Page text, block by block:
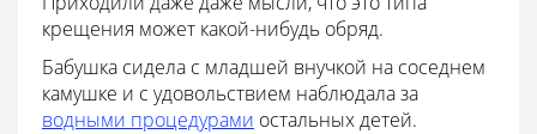
крещения может какой-нибудь обряд.
Бабушка сидела с младшей внучкой на соседнем
камушке и с удовольствием наблюдала за
водными процедурами остальных детей.